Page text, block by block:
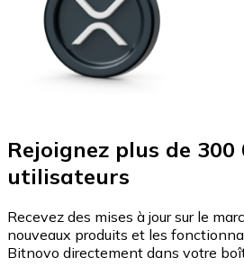
Rejoignez plus de 300
utilisateurs
Recevez des mises à jour sur le
nouveaux produits et les
Bitnovo directement dans votre